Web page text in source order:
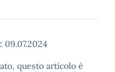
09.07.2024
questo articolo è